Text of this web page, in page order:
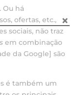
Ou há
ofertas, etc.,
sociais, não traz
em combinação
da Google] são
é também um